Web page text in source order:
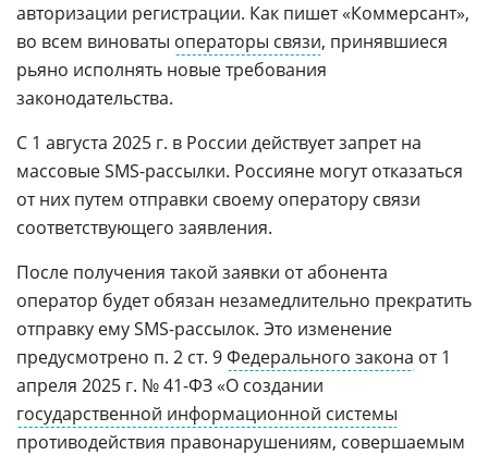
авторизации регистрации. Как пишет «Коммерсант»,
во всем виноваты операторы связи, принявшиеся
рьяно исполнять новые требования
законодательства.
С 1 августа 2025 г. в России действует запрет на
массовые SMS-рассылки. Россияне могут отказаться
от них путем отправки своему оператору связи
соответствующего заявления.
После получения такой заявки от абонента
оператор будет обязан незамедлительно прекратить
отправку ему SMS-рассылок. Это изменение
предусмотрено п. 2 ст. 9Федерального закона от 1
апреля 2025 г. № 41-ФЗ «О создании
государственной информационной системы
противодействия правонарушениям, совершаемым